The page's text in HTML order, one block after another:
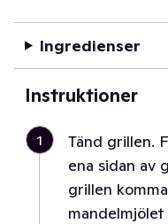
Ingredienser
Instruktioner
1
Tänd grillen.
ena sidan av
grillen